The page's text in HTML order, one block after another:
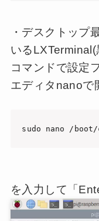
・デスクトップ
いる
コマンドで設定
エディタnanoで
sudo nano /
を入力して「